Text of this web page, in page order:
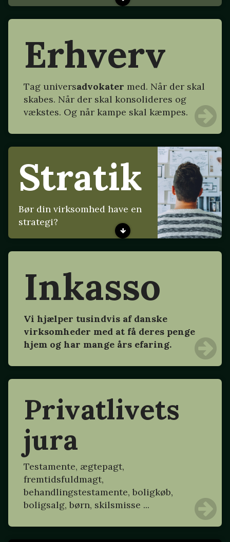
Erhverv
Tag universadvokater med. Når der skal
skabes. Når der skal konsolideres og
vækstes. Og når kampe skal kæmpes.
Stratik
Bør din virksomhed have en
strategi?
Inkasso
Vi hjælper tusindvis af danske
virksomheder med at få deres penge
hjem og har mange års efaring.
Privatlivets
jura
Testamente, ægtepagt,
fremtidsfuldmagt,
behandlingstestamente, boligkøb,
boligsalg, børn, skilsmisse ...